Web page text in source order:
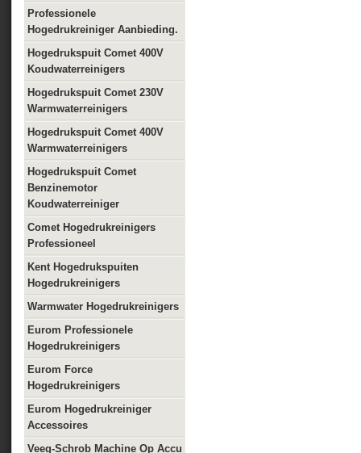
Professionele
Hogedrukreiniger Aanbieding.
Hogedrukspuit Comet 400V
Koudwaterreinigers
Hogedrukspuit Comet 230V
Warmwaterreinigers
Hogedrukspuit Comet 400V
Warmwaterreinigers
Hogedrukspuit Comet
Benzinemotor
Koudwaterreiniger
Comet Hogedrukreinigers
Professioneel
Kent Hogedrukspuiten
Hogedrukreinigers
Warmwater Hogedrukreinigers
Eurom Professionele
Hogedrukreinigers
Eurom Force
Hogedrukreinigers
Eurom Hogedrukreiniger
Accessoires
Veeg-Schrob Machine Op Accu